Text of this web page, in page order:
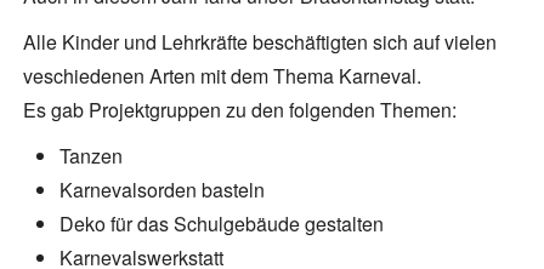
Alle Kinder und Lehrkräfte beschäftigten sich auf vielen
veschiedenen Arten mit dem Thema Karneval.
Es gab Projektgruppen zu den folgenden Themen:
Tanzen
Karnevalsorden basteln
Deko für das Schulgebäude gestalten
Karnevalswerkstatt